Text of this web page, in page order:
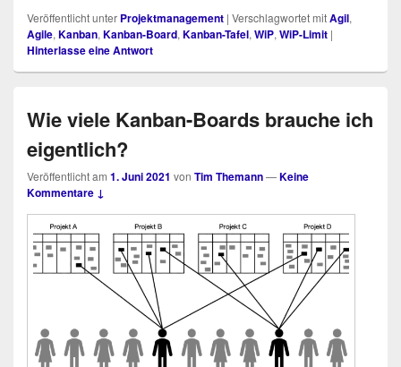
Veröffentlicht unter Projektmanagement | Verschlagwortet mitAgil,
Agile, Kanban, Kanban-Board, Kanban-Tafel, WiP, WiP-Limit |
Hinterlasse eine Antwort
Wie viele Kanban-Boards brauche ich
eigentlich?
Veröffentlicht am 1. Juni 2021 von Tim Themann—Keine
Kommentare ↓